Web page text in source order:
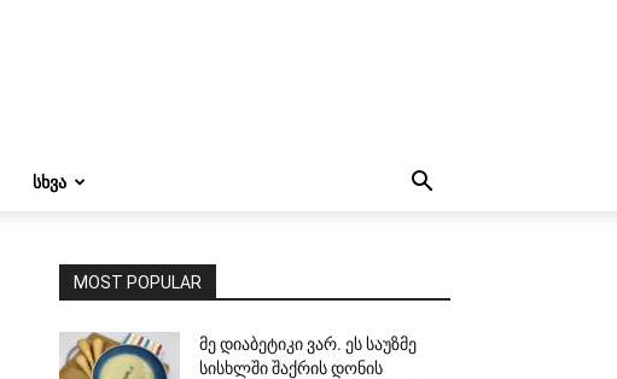
ᲡᲮᲕᲐ
MOST POPULAR
მე დიაბეტიკი ვარ. ეს საუზმე
სისხლში შაქრის დონის